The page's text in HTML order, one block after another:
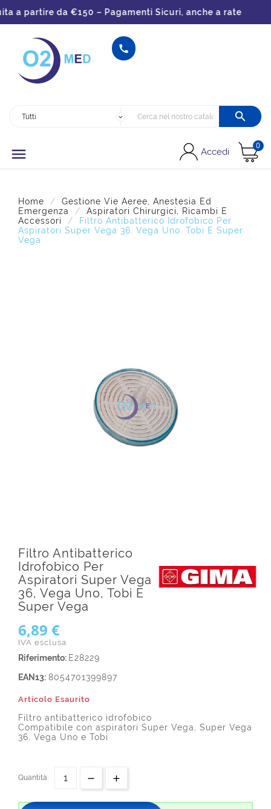
a partire da €150 – Pagamenti Sicuri, anche a rate


 Accedi
0
Home
Gestione Vie Aeree, Anestesia Ed
Emergenza
Aspiratori Chirurgici, Ricambi E
Accessori
Filtro Antibatterico Idrofobico Per
Aspiratori Super Vega 36, Vega Uno, Tobi E Super
Vega
Filtro Antibatterico
Idrofobico Per
Aspiratori Super Vega
36, Vega Uno, Tobi E
Super Vega
6,89 €
IVA esclusa
Riferimento: E28229
EAN13: 8054701399897
Articolo Esaurito
Filtro antibatterico idrofobico
Compatibile con aspiratori Super Vega, Super Vega
36, Vega Uno e Tobi
Quantità: